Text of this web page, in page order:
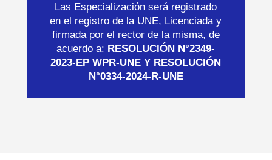
Las Especialización será registrado
en el registro de la UNE, Licenciada y
firmada por el rector de la misma, de
acuerdo a: RESOLUCIÓN N°2349-
2023-EP WPR-UNE Y RESOLUCIÓN
N°0334-2024-R-UNE